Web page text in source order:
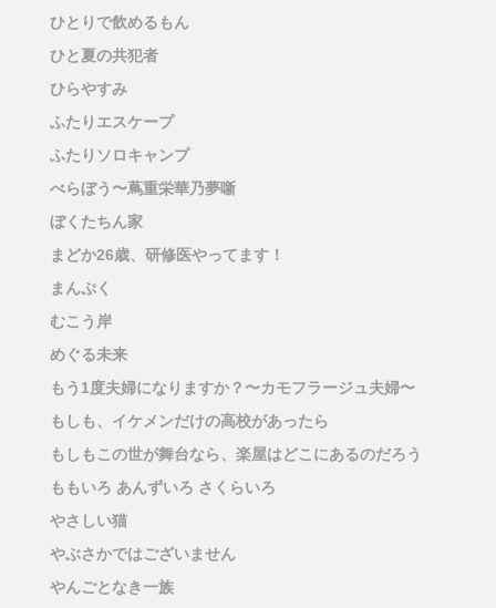
ひとりで飲めるもん
ひと夏の共犯者
ひらやすみ
ふたりエスケープ
ふたりソロキャンプ
べらぼう〜蔦重栄華乃夢噺
ぼくたちん家
まどか26歳、研修医やってます！
まんぷく
むこう岸
めぐる未来
もう1度夫婦になりますか？〜カモフラージュ夫婦〜
もしも、イケメンだけの高校があったら
もしもこの世が舞台なら、楽屋はどこにあるのだろう
ももいろ あんずいろ さくらいろ
やさしい猫
やぶさかではございません
やんごとなき一族